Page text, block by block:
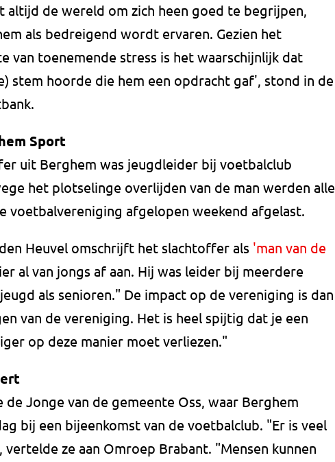
altijd de wereld om zich heen goed te begrijpen,
als bedreigend wordt ervaren. Gezien het
van toenemende stress is het waarschijnlijk dat
stem hoorde die hem een opdracht gaf', stond in de
Sport
uit Berghem was jeugdleider bij voetbalclub
het plotselinge overlijden van de man werden alle
voetbalvereniging afgelopen weekend afgelast.
Heuvel omschrijft het slachtoffer als 'man van de
al van jongs af aan. Hij was leider bij meerdere
als senioren." De impact op de vereniging is dan
van de vereniging. Het is heel spijtig dat je een
op deze manier moet verliezen."
Jonge van de gemeente Oss, waar Berghem
bij een bijeenkomst van de voetbalclub. "Er is veel
ze aan Omroep Brabant. "Mensen kunnen